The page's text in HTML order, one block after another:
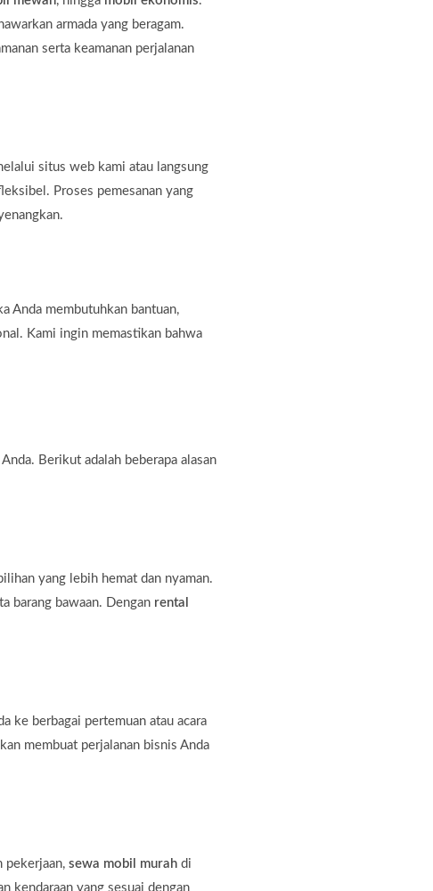
armada yang beragam.
serta keamanan perjalanan
situs web kami atau langsung
Proses pemesanan yang
Anda membutuhkan bantuan,
Kami ingin memastikan bahwa
Berikut adalah beberapa alasan
yang lebih hemat dan nyaman.
barang bawaan. Dengan rental
ke berbagai pertemuan atau acara
membuat perjalanan bisnis Anda
pekerjaan, sewa mobil murah di
kendaraan yang sesuai dengan